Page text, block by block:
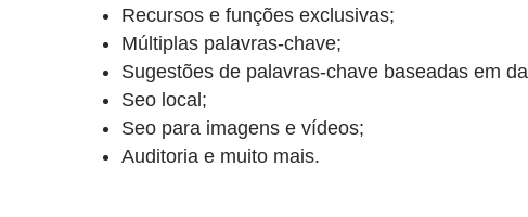
Recursos e funções exclusivas;
Múltiplas palavras-chave;
Sugestões de palavras-chave baseadas em
Seo local;
Seo para imagens e vídeos;
Auditoria e muito mais.